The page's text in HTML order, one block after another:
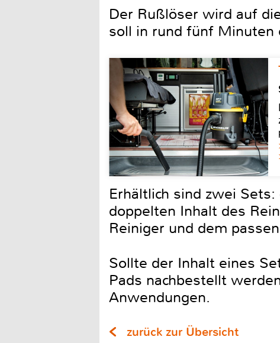
Der Rußlöser wird auf
soll in rund fünf Minuten
Erhältlich sind zwei
doppelten Inhalt des
Reiniger und dem
Sollte der Inhalt eines
Pads nachbestellt
Anwendungen.
zurück zur Übersicht